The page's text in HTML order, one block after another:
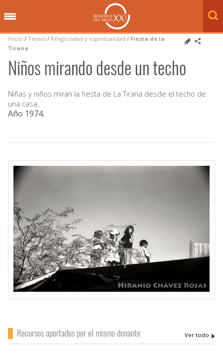
Inicio / Temas / Religiosidad y espiritualidad / Fiesta de la
Tirana
Niños mirando desde un techo
Niñas y niños miran la fiesta de La Tirana desde el techo de
una casa.
Año 1974.
Recursos aportados por el mismo donante